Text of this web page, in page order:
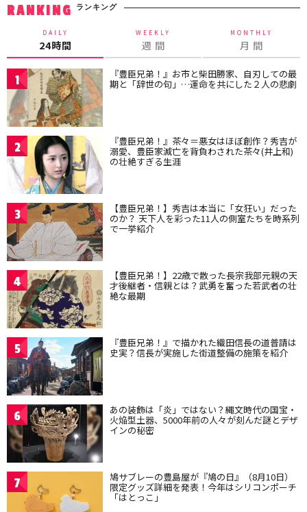
RANKING ランキング
DAILY
24時間
WEEKLY
週 間
MONTHLY
月 間
1 『豊臣兄弟！』お市と柴田勝家、自刃しての最
期と「辞世の句」…運命を共にした２人の悲劇
2 『豊臣兄弟！』茶々＝悪女はほぼ創作？秀吉が
溺愛、豊臣家滅亡を背負わされた茶々(井上和)
の壮絶すぎる生涯
3 【豊臣兄弟！】秀吉は本当に「女狂い」だった
のか？ 天下人を彩った11人の側室たちを時系列
で一挙紹介
4 【豊臣兄弟！】22歳で散った長宗我部元親の天
才後継者・信親とは？武勇を奮った若武者の壮
絶な最期
5 『豊臣兄弟！』で描かれた織田信長の道普請は
史実？信長が実施した街道整備の施策を紹介
6 あの装飾は「炎」ではない？縄文時代の国宝・
火焔型土器、5000年前の人々が刻んだ謎とデザ
インの秘密
7 鳩サブレーの豊島屋が『鳩の日』（8月10日）
限定グッズ詳細を発表！今年はシリコンポーチ
「はとっこ」